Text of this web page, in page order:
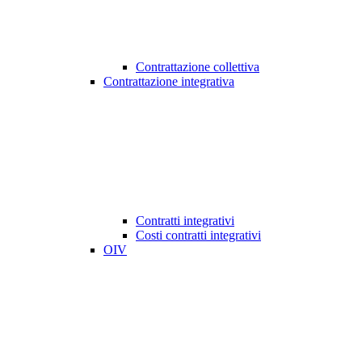
Contrattazione collettiva
Contrattazione integrativa
Contratti integrativi
Costi contratti integrativi
OIV